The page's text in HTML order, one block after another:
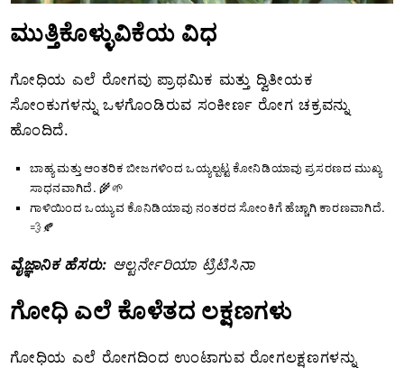
ಮುತ್ತಿಕೊಳ್ಳುವಿಕೆಯ ವಿಧ
ಗೋಧಿಯ ಎಲೆ ರೋಗವು ಪ್ರಾಥಮಿಕ ಮತ್ತು ದ್ವಿತೀಯಕ
ಸೋಂಕುಗಳನ್ನು ಒಳಗೊಂಡಿರುವ ಸಂಕೀರ್ಣ ರೋಗ ಚಕ್ರವನ್ನು
ಹೊಂದಿದೆ.
ಬಾಹ್ಯ ಮತ್ತು ಆಂತರಿಕ ಬೀಜಗಳಿಂದ ಒಯ್ಯಲ್ಪಟ್ಟ ಕೋನಿಡಿಯಾವು ಪ್ರಸರಣದ ಮುಖ್ಯ
ಸಾಧನವಾಗಿದೆ. 🌾🌱
ಗಾಳಿಯಿಂದ ಒಯ್ಯುವ ಕೊನಿಡಿಯಾವು ನಂತರದ ಸೋಂಕಿಗೆ ಹೆಚ್ಚಾಗಿ ಕಾರಣವಾಗಿದೆ.
💨🍂
ವೈಜ್ಞಾನಿಕ ಹೆಸರು: ಆಲ್ಟರ್ನೇರಿಯಾ ಟ್ರಿಟಿಸಿನಾ
ಗೋಧಿ ಎಲೆ ಕೊಳೆತದ ಲಕ್ಷಣಗಳು
ಗೋಧಿಯ ಎಲೆ ರೋಗದಿಂದ ಉಂಟಾಗುವ ರೋಗಲಕ್ಷಣಗಳನ್ನು